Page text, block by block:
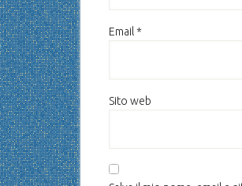
Email *
Sito web